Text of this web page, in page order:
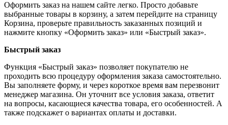
Оформить заказ на нашем сайте легко. Просто добавьте
выбранные товары в корзину, а затем перейдите на страницу
Корзина, проверьте правильность заказанных позиций и
нажмите кнопку «Оформить заказ» или «Быстрый заказ».
Быстрый заказ
Функция «Быстрый заказ» позволяет покупателю не
проходить всю процедуру оформления заказа самостоятельно.
Вы заполняете форму, и через короткое время вам перезвонит
менеджер магазина. Он уточнит все условия заказа, ответит
на вопросы, касающиеся качества товара, его особенностей. А
также подскажет о вариантах оплаты и доставки.